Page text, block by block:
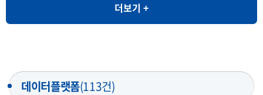
더보기 +
데이터플랫폼(113건)